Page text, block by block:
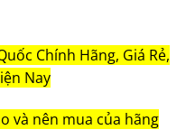
Chính Hãng, Giá Rẻ,
Nay
và nên mua của hãng